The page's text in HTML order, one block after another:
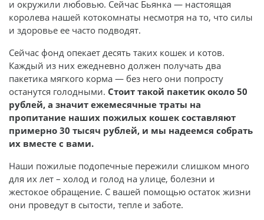
и окружили любовью. Сейчас Бьянка — настоящая
королева нашей котокомнаты несмотря на то, что силы
и здоровье ее часто подводят.
Сейчас фонд опекает десять таких кошек и котов.
Каждый из них ежедневно должен получать два
пакетика мягкого корма — без него они попросту
останутся голодными. Стоит такой пакетик около 50
рублей, а значит ежемесячные траты на
пропитание наших пожилых кошек составляют
примерно 30 тысяч рублей, и мы надеемся собрать
их вместе с вами.
Наши пожилые подопечные пережили слишком много
для их лет – холод и голод на улице, болезни и
жестокое обращение. С вашей помощью остаток жизни
они проведут в сытости, тепле и заботе.